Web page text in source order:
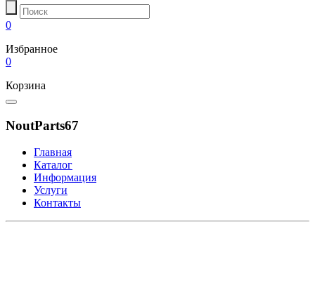
0
Избранное
0
Корзина
NoutParts67
Главная
Каталог
Информация
Услуги
Контакты